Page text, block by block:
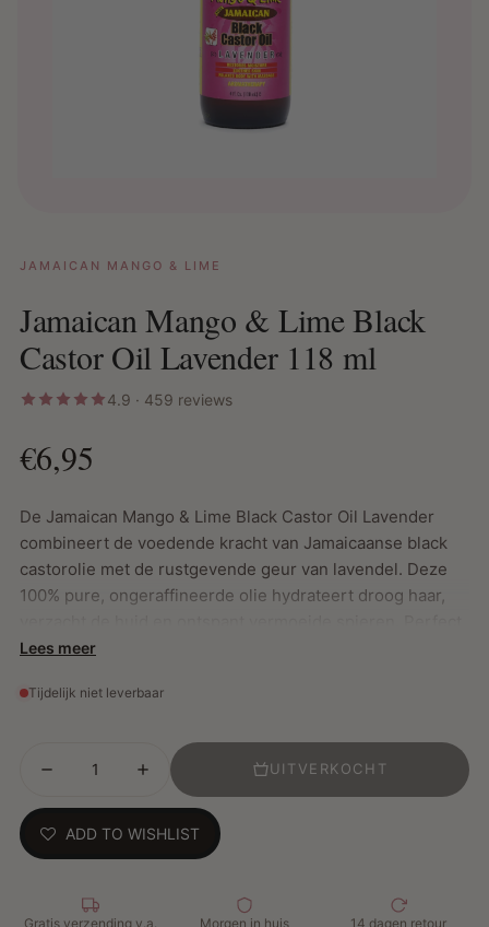
JAMAICAN MANGO & LIME
Jamaican Mango & Lime Black
Castor Oil Lavender 118 ml
4.9 · 459 reviews
€6,95
De Jamaican Mango & Lime Black Castor Oil Lavender
combineert de voedende kracht van Jamaicaanse black
castorolie met de rustgevende geur van lavendel. Deze
100% pure, ongeraffineerde olie hydrateert droog haar,
voor intensieve haarverzorging, massages en
Belangrijkste Kenmerken:
Hydrateert en herstelt droog, beschadigd haar
Verzacht de huid en voedt nagelriemen
Ontspant spieren en verlicht spanning
Hoe te gebruiken:
Lees meer
Tijdelijk niet leverbaar
UITVERKOCHT
ADD TO WISHLIST
Gratis verzending v.a.
Morgen in huis 14 dagen retour